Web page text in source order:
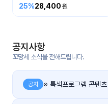
그
25%28,400
공지사항
꼬망세 소식을 전해드립니다.
공지 ※ 특색프로그램 콘텐